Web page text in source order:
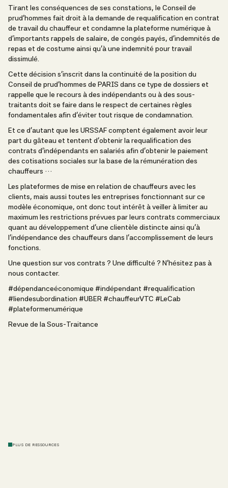
Tirant les conséquences de ses constations, le Conseil de
prud’hommes fait droit à la demande de requalification en contrat
de travail du chauffeur et condamne la plateforme numérique à
d’importants rappels de salaire, de congés payés, d’indemnités de
repas et de costume ainsi qu’à une indemnité pour travail
dissimulé.
Cette décision s’inscrit dans la continuité de la position du
Conseil de prud’hommes de PARIS dans ce type de dossiers et
rappelle que le recours à des indépendants ou à des sous-
traitants doit se faire dans le respect de certaines règles
fondamentales afin d’éviter tout risque de condamnation.
Et ce d’autant que les URSSAF comptent également avoir leur
part du gâteau et tentent d’obtenir la requalification des
contrats d’indépendants en salariés afin d’obtenir le paiement
des cotisations sociales sur la base de la rémunération des
chauffeurs …
Les plateformes de mise en relation de chauffeurs avec les
clients, mais aussi toutes les entreprises fonctionnant sur ce
modèle économique, ont donc tout intérêt à veiller à limiter au
maximum les restrictions prévues par leurs contrats commerciaux
quant au développement d’une clientèle distincte ainsi qu’à
l’indépendance des chauffeurs dans l’accomplissement de leurs
fonctions.
Une question sur vos contrats ? Une difficulté ? N’hésitez pas à
nous contacter.
#dépendanceéconomique #indépendant #requalification
#liendesubordination #UBER #chauffeurVTC #LeCab
#plateformenumérique
Revue de la Sous-Traitance
PLUS DE RESSOURCES